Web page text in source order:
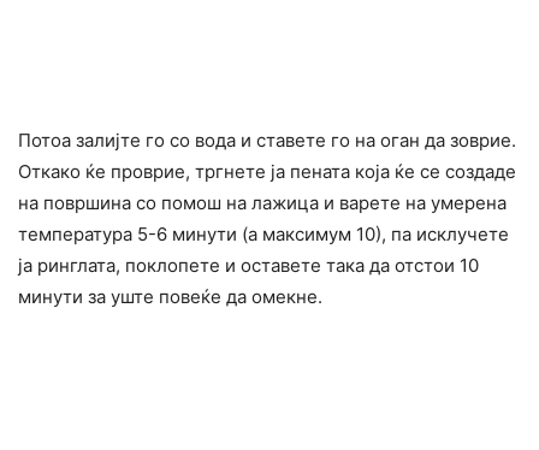
Потоа залијте го со вода и ставете го на оган да зоврие.
Откако ќе проврие, тргнете ја пената која ќе се создаде
на површина со помош на лажица и варете на умерена
температура 5-6 минути (а максимум 10), па исклучете
ја ринглата, поклопете и оставете така да отстои 10
минути за уште повеќе да омекне.